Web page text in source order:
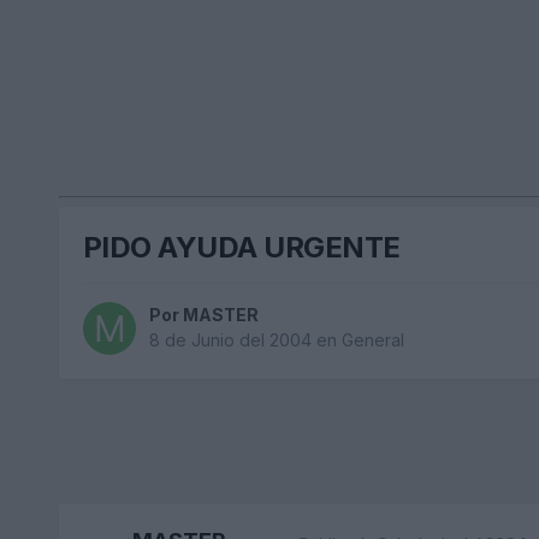
PIDO AYUDA URGENTE
Por MASTER
8 de Junio del 2004 en General